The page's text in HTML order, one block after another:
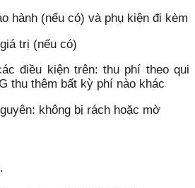
hành (nếu có) và phụ kiện đi kèm
trị (nếu có)
điều kiện trên: thu phí theo qui
thu thêm bất kỳ phí nào khác
không bị rách hoặc mờ